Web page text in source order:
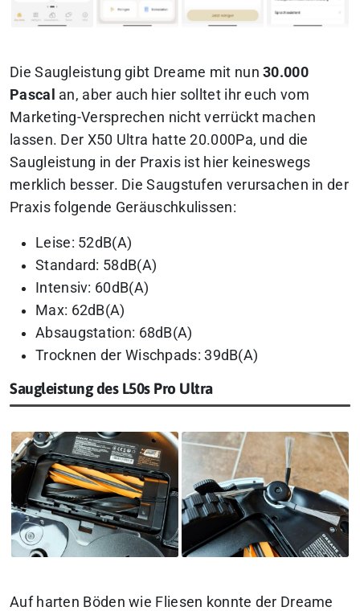
Die Saugleistung gibt Dreame mit nun30.000
Pascal an, aber auch hier solltet ihr euch vom
Marketing-Versprechen nicht verrückt machen
lassen. Der X50 Ultra hatte 20.000Pa, und die
Saugleistung in der Praxis ist hier keineswegs
merklich besser. Die Saugstufen verursachen in der
Praxis folgende Geräuschkulissen:
Leise: 52dB(A)
Standard: 58dB(A)
Intensiv: 60dB(A)
Max: 62dB(A)
Absaugstation: 68dB(A)
Trocknen der Wischpads: 39dB(A)
Saugleistung des L50s Pro Ultra
Auf harten Böden wie Fliesen konnte der Dreame